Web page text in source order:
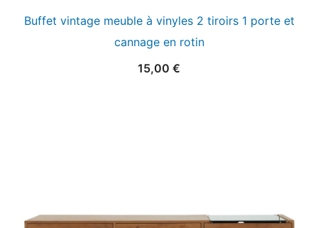
Buffet vintage meuble à vinyles 2 tiroirs 1 porte et
cannage en rotin
15,00 €